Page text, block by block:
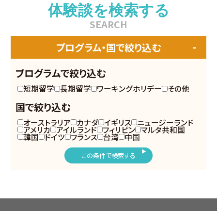
体験談を検索する
SEARCH
プログラム・国で絞り込む
プログラムで絞り込む
短期留学 長期留学 ワーキングホリデー その他
国で絞り込む
オーストラリア カナダ イギリス ニュージーランド
アメリカ アイルランド フィリピン マルタ共和国
韓国 ドイツ フランス 台湾 中国
この条件で検索する